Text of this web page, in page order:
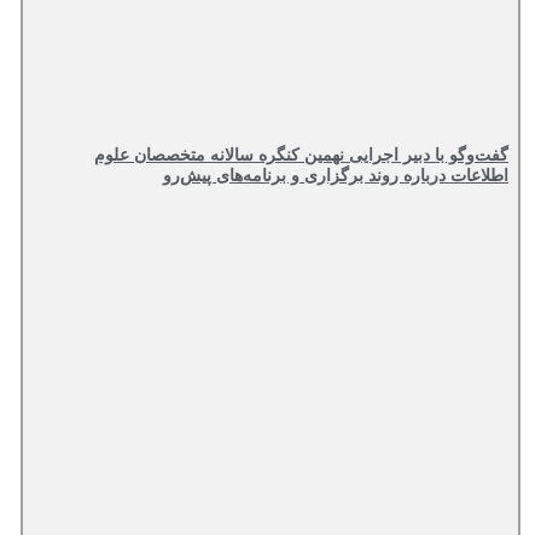
گفت‌وگو با دبیر اجرایی نهمین کنگره سالانه متخصصان علوم
اطلاعات درباره روند برگزاری و برنامه‌های پیش‌رو